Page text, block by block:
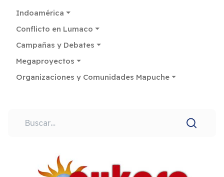
Indoamérica
Conflicto en Lumaco
Campañas y Debates
Megaproyectos
Organizaciones y Comunidades Mapuche
Buscar